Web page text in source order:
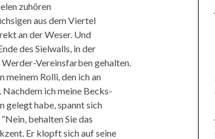
zuhören
aus dem Viertel
an der Weser. Und
des Sielwalls, in der
Vereinsfarben gehalten.
meinem Rolli, den ich an
ich meine Becks-
gelegt habe, spannt sich
behalten Sie das
Er klopft sich auf seine